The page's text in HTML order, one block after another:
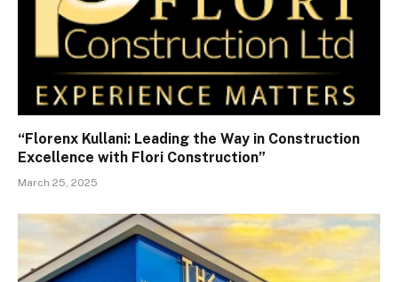
“Florenx Kullani: Leading the Way in Construction
Excellence with Flori Construction”
March 25, 2025